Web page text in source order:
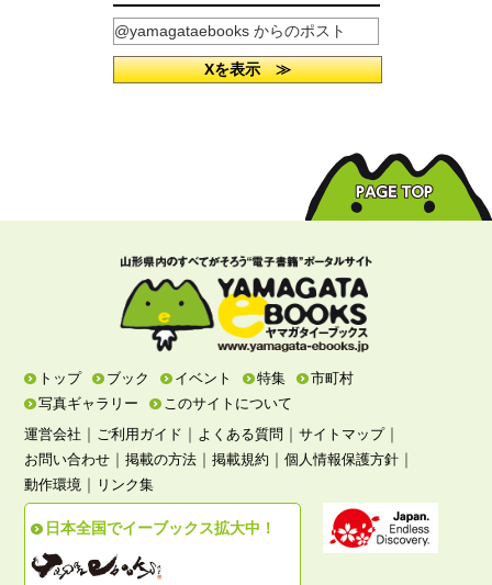
@yamagataebooks からのポスト
Xを表示 ≫
トップ ブック イベント 特集
市町村
写真ギャラリー
このサイトについて
運営会社 ｜ ご利用ガイド ｜ よくある質問 ｜サイトマップ｜
お問い合わせ ｜掲載の方法 ｜掲載規約 ｜個人情報保護方針 ｜
動作環境 ｜ リンク集
日本全国でイーブックス拡大中！